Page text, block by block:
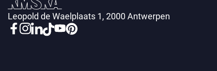
Leopold de Waelplaats 1, 2000 Antwerpen